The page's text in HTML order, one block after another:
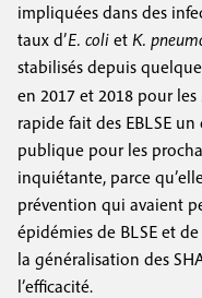
impliquées dans des
taux d’E. coli et K.
stabilisés depuis
en 2017 et 2018 pour les
rapide fait des EBLSE
publique pour les
inquiétante, parce
prévention qui avaient
épidémies de BLSE et
la généralisation des
l’efficacité.